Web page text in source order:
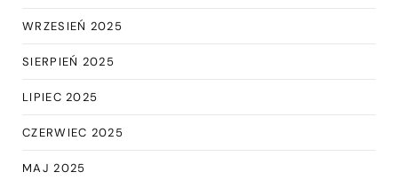
WRZESIEŃ 2025
SIERPIEŃ 2025
LIPIEC 2025
CZERWIEC 2025
MAJ 2025